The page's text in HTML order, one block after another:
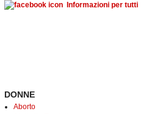
Informazioni per tutti
DONNE
Aborto